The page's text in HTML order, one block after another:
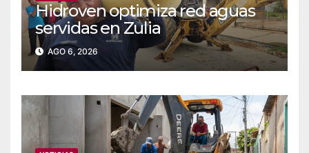
Hidroven optimiza red aguas
servidas en Zulia
AGO 6, 2026